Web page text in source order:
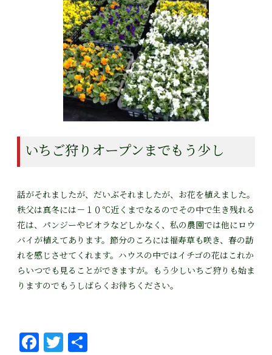
いちご狩りオープンまでもう少し
話がそれましたが、だいぶそれましたが、お花を植えました。
秩父は真冬には－１０℃近くまでなるのでその中で生き残れる
花は、パンジーやビオラなどしかなく、私の農園では他にロウ
バイが植えてあります。節分のころには福寿草も咲き、春の訪
れを感じさせてくれます。ハウスの中ではイチゴの花はこれか
らいつでも見ることができますが。もう少しいちご狩りも始ま
りますのでもうしばらくお待ちください。
Fa T